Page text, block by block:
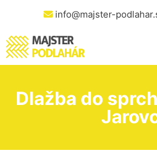
info@majster-
Dlažba do